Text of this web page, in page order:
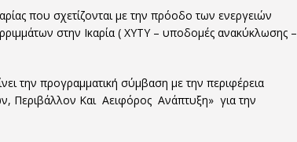
που σχετίζονται με την πρόοδο των ενεργειών
στην Ικαρία ( ΧΥΤΥ – υποδομές ανακύκλωσης –
την προγραμματική σύμβαση με την περιφέρεια
Περιβάλλον Και Αειφόρος Ανάπτυξη» για την